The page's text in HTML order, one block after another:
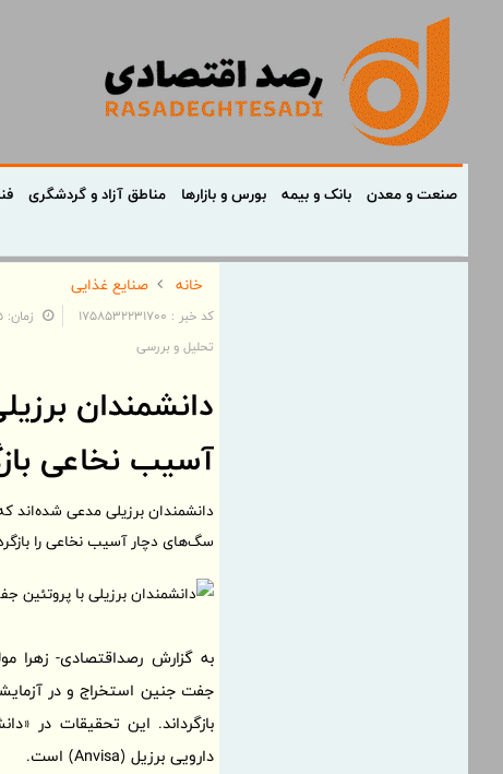
صنعت و معدن بانک و بیمه بورس و بازارها مناطق آزاد و گردشگری
خانه
صنایع غذایی
کد خبر : 1758532231700 زمان: ۲۱:۱۳:۵۵ - تاریخ: ۱۴۰۳/۱۲/۱۲
تحلیل و بررسی
دانشمندان
آسیب نخاعی
دانشمندان برزیلی مدعی شده‌اند
سگ‌های دچار آسیب نخاعی را
جفت جنین استخراج و در
بازگرداند. این تحقیقات در
دارویی برزیل (Anvisa) است.